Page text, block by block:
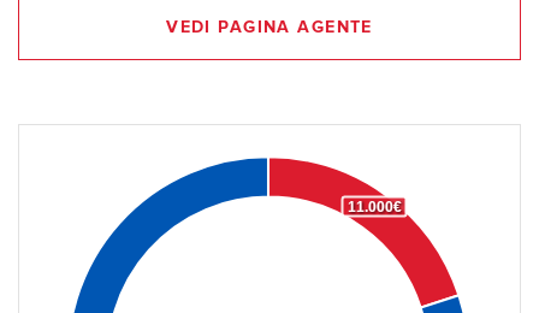
VEDI PAGINA AGENTE
11.000€